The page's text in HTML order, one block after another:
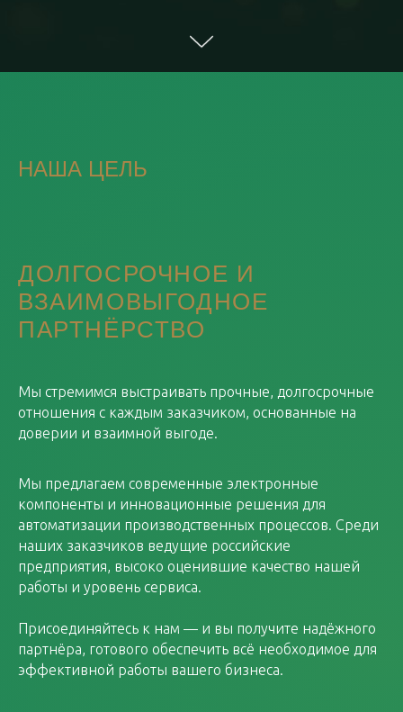
НАША ЦЕЛЬ
ДОЛГОСРОЧНОЕ И
ВЗАИМОВЫГОДНОЕ
ПАРТНЁРСТВО
Мы стремимся выстраивать прочные, долгосрочные
отношения с каждым заказчиком, основанные на
доверии и взаимной выгоде.
Мы предлагаем современные электронные
компоненты и инновационные решения для
автоматизации производственных процессов. Среди
наших заказчиков ведущие российские
предприятия, высоко оценившие качество нашей
работы и уровень сервиса.
Присоединяйтесь к нам — и вы получите надёжного
партнёра, готового обеспечить всё необходимое для
эффективной работы вашего бизнеса.